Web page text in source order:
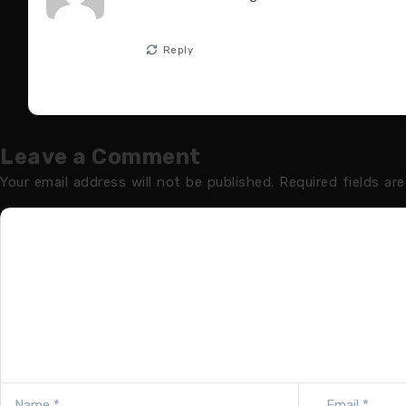
Reply
Leave a Comment
Your email address will not be published. Required fields